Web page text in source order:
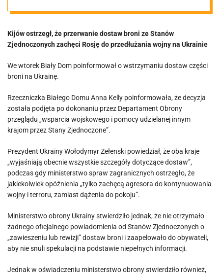
broni na
Ukrainę
Kijów ostrzegł, że przerwanie dostaw broni ze Stanów
Zjednoczonych zachęci Rosję do przedłużania wojny na Ukrainie
We wtorek Biały Dom poinformował o wstrzymaniu dostaw części
broni na Ukrainę.
Rzeczniczka Białego Domu Anna Kelly poinformowała, że ​​decyzja
została podjęta po dokonaniu przez Departament Obrony
przeglądu „wsparcia wojskowego i pomocy udzielanej innym
krajom przez Stany Zjednoczone”.
Prezydent Ukrainy Wołodymyr Zełenski powiedział, że oba kraje
„wyjaśniają obecnie wszystkie szczegóły dotyczące dostaw”,
podczas gdy ministerstwo spraw zagranicznych ostrzegło, że
jakiekolwiek opóźnienia „tylko zachęcą agresora do kontynuowania
wojny i terroru, zamiast dążenia do pokoju”.
Ministerstwo obrony Ukrainy stwierdziło jednak, że nie otrzymało
żadnego oficjalnego powiadomienia od Stanów Zjednoczonych o
„zawieszeniu lub rewizji” dostaw broni i zaapelowało do obywateli,
aby nie snuli spekulacji na podstawie niepełnych informacji.
Jednak w oświadczeniu ministerstwo obrony stwierdziło również,